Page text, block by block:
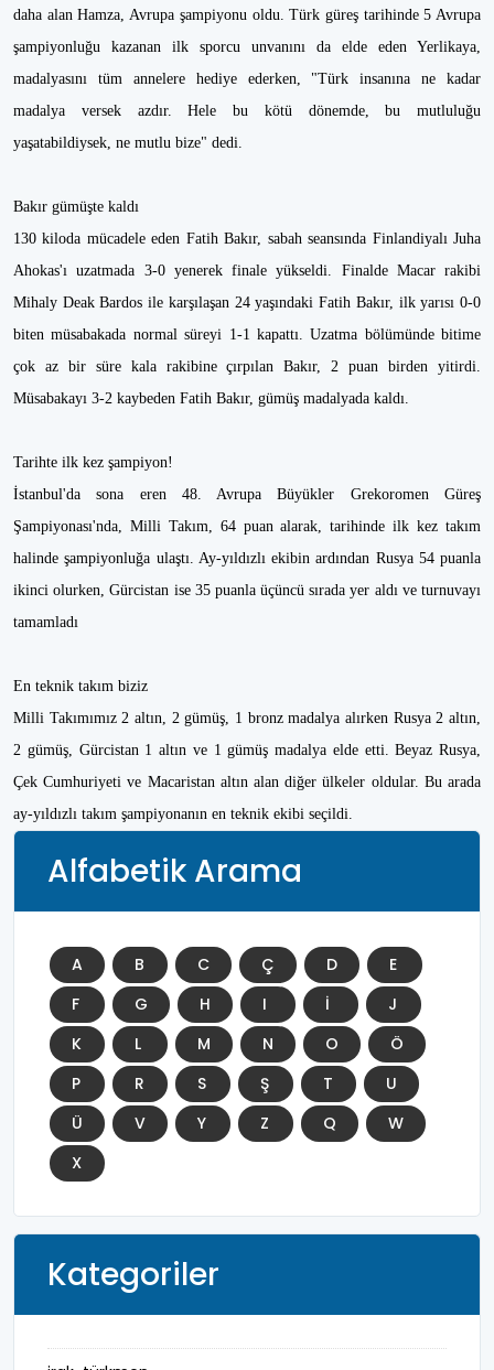
daha alan Hamza, Avrupa şampiyonu oldu. Türk güreş tarihinde 5 Avrupa
şampiyonluğu kazanan ilk sporcu unvanını da elde eden Yerlikaya,
madalyasını tüm annelere hediye ederken, "Türk insanına ne kadar
madalya versek azdır. Hele bu kötü dönemde, bu mutluluğu
yaşatabildiysek, ne mutlu bize" dedi.
Bakır gümüşte kaldı
130 kiloda mücadele eden Fatih Bakır, sabah seansında Finlandiyalı Juha
Ahokas'ı uzatmada 3-0 yenerek finale yükseldi. Finalde Macar rakibi
Mihaly Deak Bardos ile karşılaşan 24 yaşındaki Fatih Bakır, ilk yarısı 0-0
biten müsabakada normal süreyi 1-1 kapattı. Uzatma bölümünde bitime
çok az bir süre kala rakibine çırpılan Bakır, 2 puan birden yitirdi.
Müsabakayı 3-2 kaybeden Fatih Bakır, gümüş madalyada kaldı.
Tarihte ilk kez şampiyon!
İstanbul'da sona eren 48. Avrupa Büyükler Grekoromen Güreş
Şampiyonası'nda, Milli Takım, 64 puan alarak, tarihinde ilk kez takım
halinde şampiyonluğa ulaştı. Ay-yıldızlı ekibin ardından Rusya 54 puanla
ikinci olurken, Gürcistan ise 35 puanla üçüncü sırada yer aldı ve turnuvayı
tamamladı
En teknik takım biziz
Milli Takımımız 2 altın, 2 gümüş, 1 bronz madalya alırken Rusya 2 altın,
2 gümüş, Gürcistan 1 altın ve 1 gümüş madalya elde etti. Beyaz Rusya,
Çek Cumhuriyeti ve Macaristan altın alan diğer ülkeler oldular. Bu arada
ay-yıldızlı takım şampiyonanın en teknik ekibi seçildi.
Alfabetik Arama
A B C Ç D
E
F
G H I İ
J
K
L M N O
Ö
P
R S Ş T
U
Ü
V Y Z Q
W
X
Kategoriler